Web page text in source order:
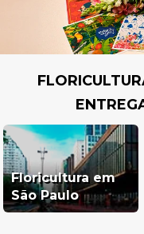
Floricultura em
São Paulo